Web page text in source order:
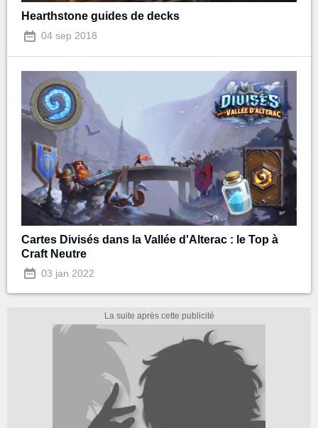
Hearthstone guides de decks
04 sep 2018
Cartes Divisés dans la Vallée d'Alterac : le Top à
Craft Neutre
03 jan 2022